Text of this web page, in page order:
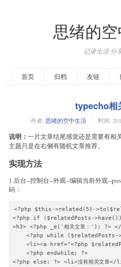
思绪的
记录生活 分
首页 归档 友链
typecho相
作者: 思绪的空中生活 时间:
说明： 一片文章结尾感觉还是需要有相
主题只是在右侧有随机文章推荐。
实现方法
1.后台--控制台--外观--编辑当前外观--
码：
<?php $this->related(5)-
<?php if ($relatedPosts-
<h3> <?php _e('相关文章：'); ?>
<?php while ($relatedPosts-
<li><a href="<?php
    <?php endwhile; ?>
<?php else: ?> <li>没有相关文章</